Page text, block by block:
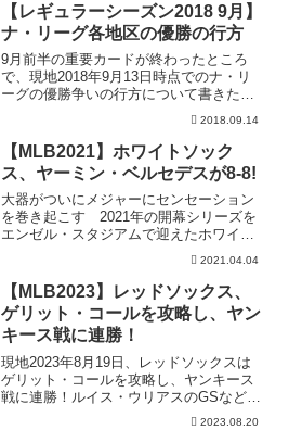
【レギュラーシーズン2018 9月】
ナ・リーグ各地区の優勝の行方
9月前半の重要カードが終わったところ
で、現地2018年9月13日時点でのナ・リ
ーグの優勝争いの行方について書きたい
2018.09.14
【MLB2021】ホワイトソック
ス、ヤーミン・ベルセデスが8-8!
大器がついにメジャーにセンセーション
を巻き起こす 2021年の開幕シリーズを
エンゼル・スタジアムで迎えたホワイト
2021.04.04
【MLB2023】レッドソックス、
ゲリット・コールを攻略し、ヤン
キース戦に連勝！
現地2023年8月19日、レッドソックスは
ゲリット・コールを攻略し、ヤンキース
戦に連勝！ルイス・ウリアスのGSなどそ
2023.08.20